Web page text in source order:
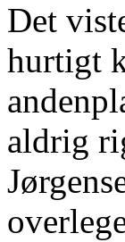
Det
hurtigt
aldrig